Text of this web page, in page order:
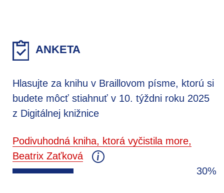
ANKETA
Hlasujte za knihu v Braillovom písme, ktorú si
budete môcť stiahnuť v 10. týždni roku 2025
z Digitálnej knižnice
Podivuhodná kniha, ktorá vyčistila more,
Beatrix Zaťková
30%